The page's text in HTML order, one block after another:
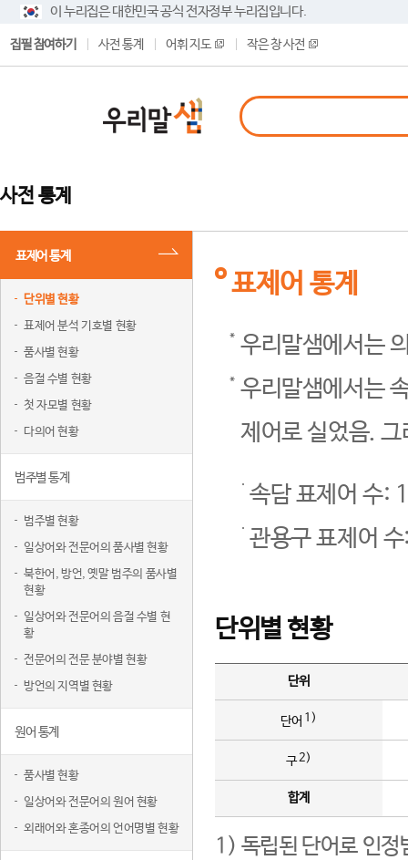
이 누리집은 대한민국 공식 전자정부 누리집입니다.
집필 참여하기 사전 통계 어휘 지도 작은 창 사전
사전 통계
표제어 통계
단위별 현황
표제어 분석 기호별 현황
품사별 현황
음절 수별 현황
첫 자모별 현황
다의어 현황
범주별 통계
범주별 현황
일상어와 전문어의 품사별 현황
북한어, 방언, 옛말 범주의 품사별
현황
일상어와 전문어의 음절 수별 현
황
전문어의 전문 분야별 현황
방언의 지역별 현황
원어 통계
품사별 현황
일상어와 전문어의 원어 현황
외래어와 혼종어의 언어명별 현황
표제어 통계
우리말샘에서는
우리말샘에서는
제어로 실었음.
속담 표제어 수:
관용구 표제어
단위별 현황
단위
단어 1)
구2)
합계
1) 독립된 단어로 인정